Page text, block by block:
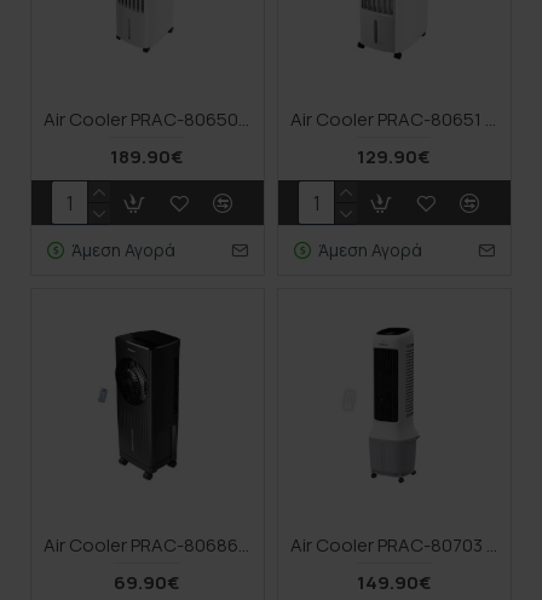
Air Cooler PRAC-80650 Primo Με Τηλεχ/ριο 15L 130W Γκρι-Λευκό
189.90€
Άμεση Αγορά
Air Cooler PRAC-80651 Primo Με Τηλεχ/ριο 10L 130W Γκρι-Λευκό
129.90€
Άμεση Αγορά
Air Cooler PRAC-80686 Primo Με Τηλεχειριστήριο 5.5L 60W Μαύρο
69.90€
Air Cooler PRAC-80703 Primo Eco Breeze 10L 38W Λευκό
149.90€